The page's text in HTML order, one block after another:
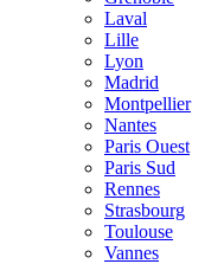
Laval
Lille
Lyon
Madrid
Montpellier
Nantes
Paris Ouest
Paris Sud
Rennes
Strasbourg
Toulouse
Vannes